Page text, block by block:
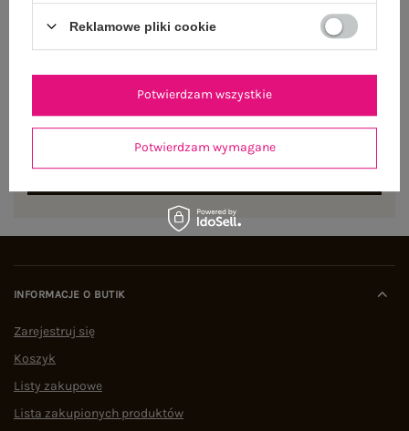
Zapisz się do naszego newslettera i otrzymaj 15% zniżki na
pierwsze zamówienie
INFORMACJE O BUTIK
Zarejestruj się
Koszyk
Listy zakupowe
Lista zakupionych produktów
Reklamowe pliki cookie
Potwierdzam wymagane
Potwierdzam wszystkie